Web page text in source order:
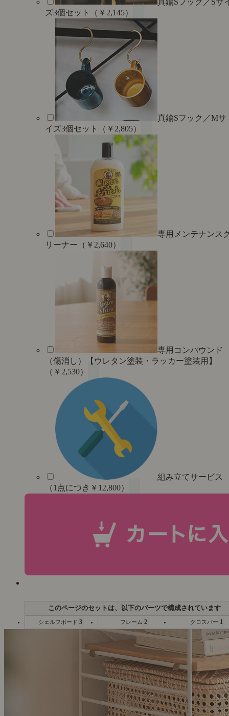
ズ3個セット（￥2,145）
真鍮Sフック／Mサ
イズ3個セット（￥2,805）
専用メンテナンス
リーナー（￥2,640）
専用コンパウンド
（傷消し）【ウレタン塗装・ラッカー塗装用】
（￥2,530）
組み立てサービス
（1点につき￥12,800）
シェルフボード 3 フレーム 2 クロスバー 1